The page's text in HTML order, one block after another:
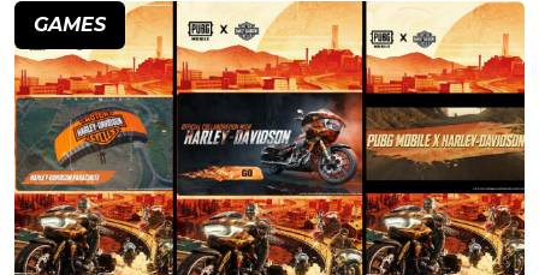
GAMES